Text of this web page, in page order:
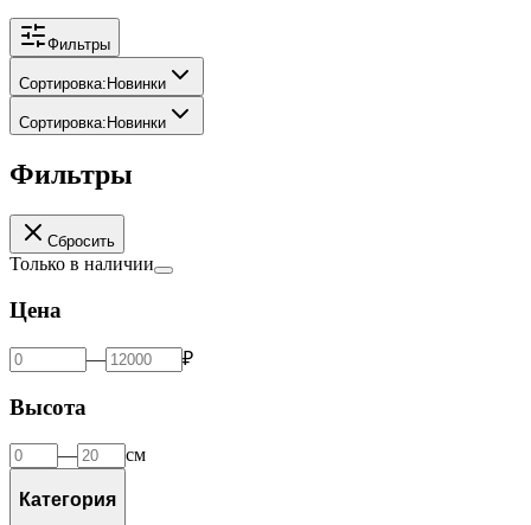
Фильтры
Сортировка: Новинки
Сортировка: Новинки
Фильтры
Сбросить
Только в наличии
Цена
— ₽
Высота
— см
Категория